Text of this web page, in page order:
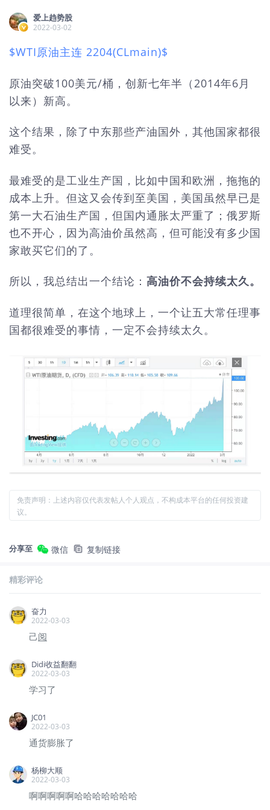
爱上趋势股
2022-03-02
$WTI原油主连 2204(CLmain)$
原油突破100美元/桶，创新七年半（2014年6月
以来）新高。
这个结果，除了中东那些产油国外，其他国家都很
难受。
最难受的是工业生产国，比如中国和欧洲，拖拖的
成本上升。但这又会传到至美国，美国虽然早已是
第一大石油生产国，但国内通胀太严重了；俄罗斯
也不开心，因为高油价虽然高，但可能没有多少国
家敢买它们的了。
所以，我总结出一个结论： 高油价不会持续太久。
道理很简单，在这个地球上，一个让五大常任理事
国都很难受的事情，一定不会持续太久。
免责声明：上述内容仅代表发帖人个人观点，不构成本平台的任何投资建
议。
分享至 微信 复制链接
精彩评论
奋力
2022-03-03
己阅
Didi收益翻翻
2022-03-03
学习了
JC01
2022-03-03
通货膨胀了
杨柳大顺
2022-03-03
啊啊啊啊啊哈哈哈哈哈哈哈